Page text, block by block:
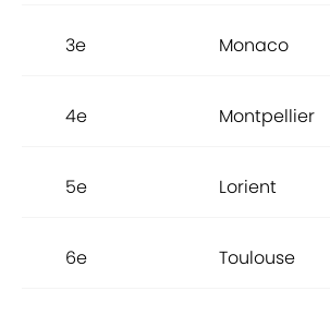
3e Monaco
4e Montpellier
5e Lorient
6e Toulouse